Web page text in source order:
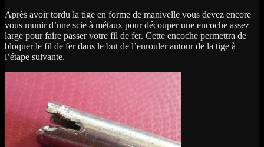
Après avoir tordu la tige en forme de manivelle vous devez encore
vous munir d’une scie à métaux pour découper une encoche assez
large pour faire passer votre fil de fer. Cette encoche permettra de
bloquer le fil de fer dans le but de l’enrouler autour de la tige à
l’étape suivante.